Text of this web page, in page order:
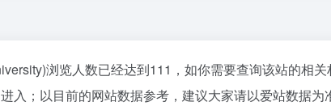
浏览人数已经达到111，如你需要查询该站的相
入；以目前的网站数据参考，建议大家请以爱站数据